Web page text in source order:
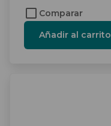
precio
original
era:
49,00 €.
precio
actual
45,00 €.
Comparar
Añadir al carrito